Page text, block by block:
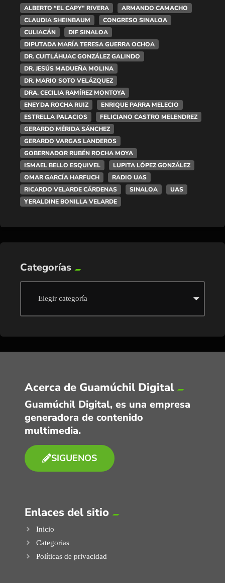
ALBERTO “EL CAPY” RIVERA
ARMANDO CAMACHO
CLAUDIA SHEINBAUM
CONGRESO SINALOA
CULIACÁN
DIF SINALOA
DIPUTADA MARÍA TERESA GUERRA OCHOA
DR. CUITLÁHUAC GONZÁLEZ GALINDO
DR. JESÚS MADUEÑA MOLINA
DR. MARIO SOTO VELÁZQUEZ
DRA. CECILIA RAMÍREZ MONTOYA
ENEYDA ROCHA RUIZ
ENRIQUE PARRA MELECIO
ESTRELLA PALACIOS
FELICIANO CASTRO MELENDREZ
GERARDO MÉRIDA SÁNCHEZ
GERARDO VARGAS LANDEROS
GOBERNADOR RUBÉN ROCHA MOYA
ISMAEL BELLO ESQUIVEL
LUPITA LÓPEZ GONZÁLEZ
OMAR GARCÍA HARFUCH
RADIO UAS
RICARDO VELARDE CÁRDENAS
SINALOA
UAS
YERALDINE BONILLA VELARDE
Categorías
Acerca de Guamúchil Digital
Guamúchil Digital, es una empresa
generadora de contenido
multimedia.
SIGUENOS
Enlaces del sitio
Inicio
Categorias
Políticas de privacidad